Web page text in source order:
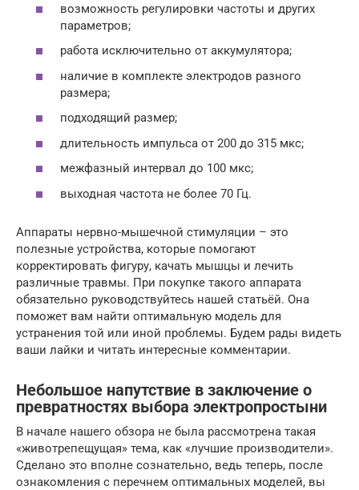
возможность регулировки частоты и других
параметров;
работа исключительно от аккумулятора;
наличие в комплекте электродов разного
размера;
подходящий размер;
длительность импульса от 200 до 315 мкс;
межфазный интервал до 100 мкс;
выходная частота не более 70 Гц.
Аппараты нервно-мышечной стимуляции – это
полезные устройства, которые помогают
корректировать фигуру, качать мышцы и лечить
различные травмы. При покупке такого аппарата
обязательно руководствуйтесь нашей статьёй. Она
поможет вам найти оптимальную модель для
устранения той или иной проблемы. Будем рады видеть
ваши лайки и читать интересные комментарии.
Небольшое напутствие в заключение о
превратностях выбора электропростыни
В начале нашего обзора не была рассмотрена такая
«животрепещущая» тема, как «лучшие производители».
Сделано это вполне сознательно, ведь теперь, после
ознакомления с перечнем оптимальных моделей, вы